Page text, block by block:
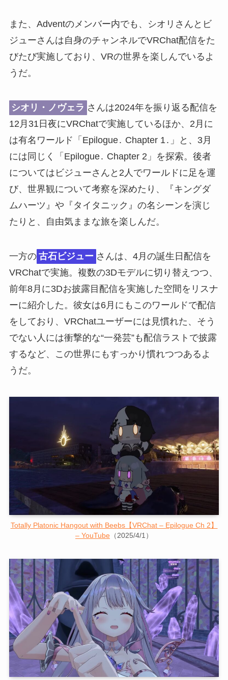
また、Adventのメンバー内でも、シオリさんとビ
ジューさんは自身のチャンネルでVRChat配信をた
びたび実施しており、VRの世界を楽しんでいるよ
うだ。
シオリ・ノヴェラ さんは2024年を振り返る配信を
12月31日夜にVRChatで実施しているほか、2月に
は有名ワールド「Epilogue․ Chapter 1․」と、3月
には同じく「Epilogue․ Chapter 2」を探索。後者
についてはビジューさんと2人でワールドに足を運
び、世界観について考察を深めたり、『キングダ
ムハーツ』や『タイタニック』の名シーンを演じ
たりと、自由気ままな旅を楽しんだ。
一方の 古石ビジュー さんは、4月の誕生日配信を
VRChatで実施。複数の3Dモデルに切り替えつつ、
前年8月に3Dお披露目配信を実施した空間をリスナ
ーに紹介した。彼女は6月にもこのワールドで配信
をしており、VRChatユーザーには見慣れた、そう
でない人には衝撃的な“一発芸”も配信ラストで披露
するなど、この世界にもすっかり慣れつつあるよ
うだ。
Totally Platonic Hangout with Beebs【VRChat – Epilogue Ch 2】
– YouTube （2025/4/1）